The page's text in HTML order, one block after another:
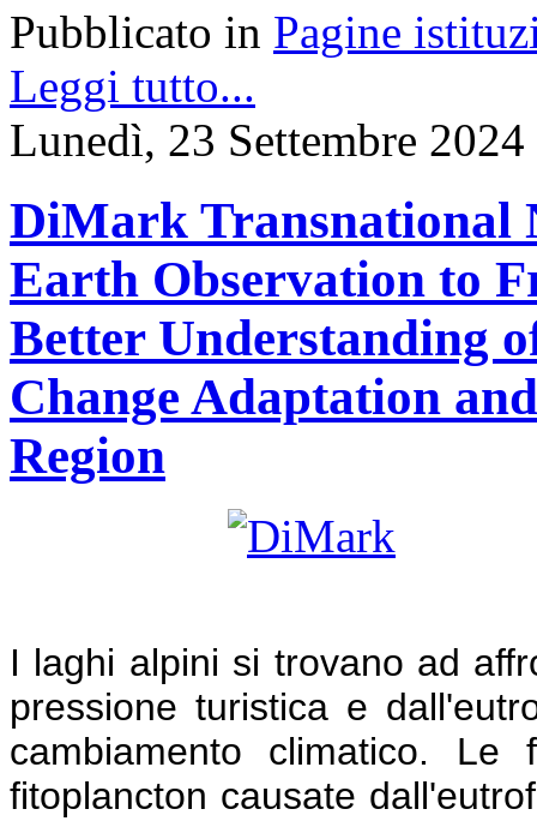
Pubblicato in Pagine
Leggi tutto...
Lunedì, 23 Settembre
DiMark
Earth Observation to
Better Understanding
Change Adaptation
Region
I laghi alpini si trovano ad
pressione turistica e
cambiamento climatico.
fitoplancton causate